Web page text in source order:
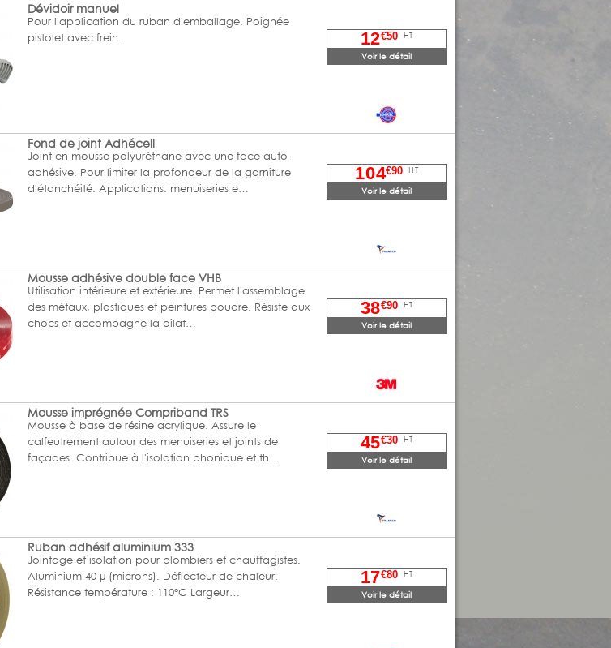
Dévidoir manuel
Pour l'application du ruban d'emballage. Poignée
pistolet avec frein.
12€50 HT
Voir le détail
Fond de joint Adhécell
Joint en mousse polyuréthane avec une face auto-
adhésive. Pour limiter la profondeur de la garniture
d'étanchéité. Applications: menuiseries e…
104€90 HT
Voir le détail
Mousse adhésive double face VHB
Utilisation intérieure et extérieure. Permet l'assemblage
des métaux, plastiques et peintures poudre. Résiste aux
chocs et accompagne la dilat…
38€90 HT
Voir le détail
Mousse imprégnée Compriband TRS
Mousse à base de résine acrylique. Assure le
calfeutrement autour des menuiseries et joints de
façades. Contribue à l'isolation phonique et th…
45€30 HT
Voir le détail
Ruban adhésif aluminium 333
Jointage et isolation pour plombiers et chauffagistes.
Aluminium 40 µ (microns). Déflecteur de chaleur.
Résistance température : 110°C Largeur…
17€80 HT
Voir le détail